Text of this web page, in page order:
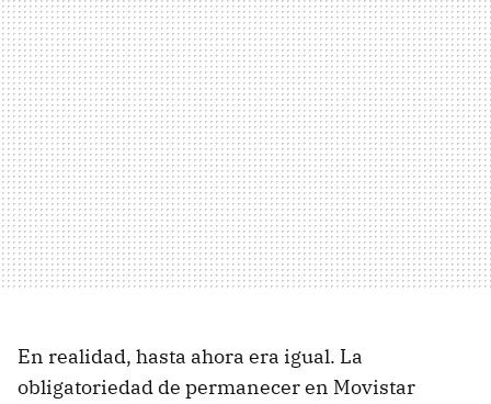
En realidad, hasta ahora era igual. La
obligatoriedad de permanecer en Movistar